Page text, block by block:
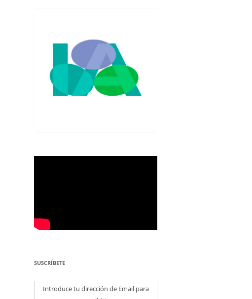
EN TU
DEL CONOCIMIENTO EN
PÚBLICAS
SUSCRÍBETE
Introduce tu dirección de Email para